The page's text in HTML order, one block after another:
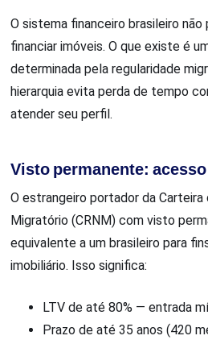
O sistema financeiro brasileiro
financiar imóveis. O que existe é
determinada pela regularidade
hierarquia evita perda de tempo
atender seu perfil.
Visto permanente:
O estrangeiro portador da
Migratório (CRNM) com visto
equivalente a um brasileiro para
imobiliário. Isso significa:
LTV de até 80% — entrada
Prazo de até 35 anos (420